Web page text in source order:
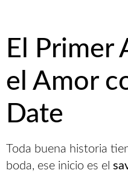
El Primer
el Amor
Date
Toda buena historia
boda, ese inicio es el